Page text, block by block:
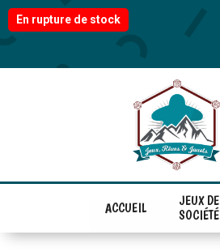
ACCUEIL
JEUX DE
SOCIÉTÉ
En rupture de stock